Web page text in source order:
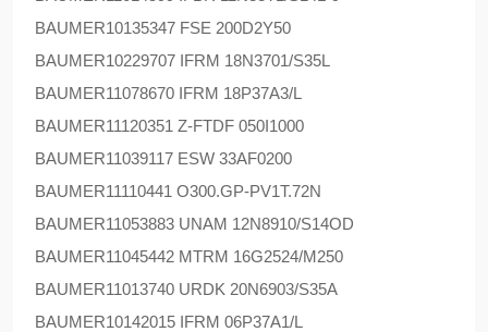
BAUMER10135347 FSE 200D2Y50
BAUMER10229707 IFRM 18N3701/S35L
BAUMER11078670 IFRM 18P37A3/L
BAUMER11120351 Z-FTDF 050I1000
BAUMER11039117 ESW 33AF0200
BAUMER11110441 O300.GP-PV1T.72N
BAUMER11053883 UNAM 12N8910/S14OD
BAUMER11045442 MTRM 16G2524/M250
BAUMER11013740 URDK 20N6903/S35A
BAUMER10142015 IFRM 06P37A1/L